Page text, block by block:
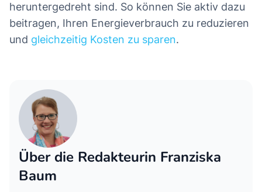
heruntergedreht sind. So können Sie aktiv dazu
beitragen, Ihren Energieverbrauch zu reduzieren
und gleichzeitig Kosten zu sparen.
Über die Redakteurin Franziska
Baum